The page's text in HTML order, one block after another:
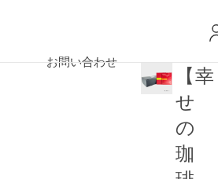
お問い合わせ
【幸
せ
の
珈